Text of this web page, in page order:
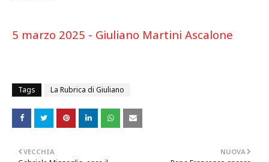
5 marzo 2025 - Giuliano Martini Ascalone
Tags La Rubrica di Giuliano
NUOVA
VECCHIA